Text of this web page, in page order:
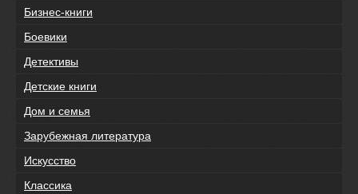
Бизнес-книги
Боевики
Детективы
Детские книги
Дом и семья
Зарубежная литература
Искусство
Классика